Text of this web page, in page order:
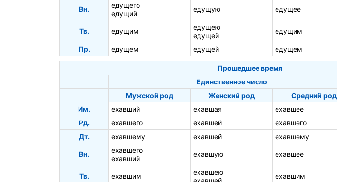
Вн.
едущего
едущий
едущую едущее
Тв. едущим
едущею
едущей
едущим
Пр. едущем едущей едущем
Прошедшее время
Единственное число
Мужской род
Женский род
Средний род
Им.
ехавший ехавшая ехавшее
Рд.
ехавшего ехавшей ехавшего
Дт.
ехавшему ехавшей ехавшему
Вн.
ехавшего
ехавший
ехавшую ехавшее
Тв. ехавшим
ехавшею
ехавшей
ехавшим